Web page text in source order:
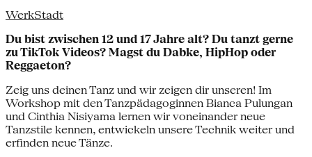
WerkStadt
Du bist zwischen 12 und 17 Jahre alt? Du tanzt gerne
zu TikTok Videos? Magst du Dabke, HipHop oder
Reggaeton?
Zeig uns deinen Tanz und wir zeigen dir unseren! Im
Workshop mit den Tanzpädagoginnen Bianca Pulungan
und Cinthia Nisiyama lernen wir voneinander neue
Tanzstile kennen, entwickeln unsere Technik weiter und
erfinden neue Tänze.